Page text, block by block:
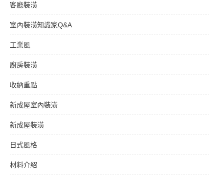
客廳裝潢
室內裝潢知識家Q&A
工業風
廚房裝潢
收納重點
新成屋室內裝潢
新成屋裝潢
日式風格
材料介紹